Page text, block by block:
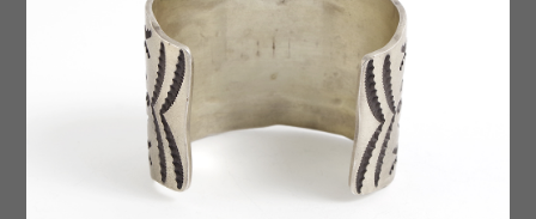
【Carvalho カルバーロ】Cot
ton100% Jacquard Face To
wel コットン100%ジャカー...
【ORDINARY FITS オーディ
ナリーフィッツ】M.A.P SOX
by decka Dots マップソッ...